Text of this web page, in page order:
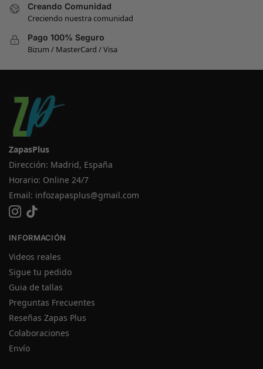
Creando Comunidad
Creciendo nuestra comunidad
Pago 100% Seguro
Bizum / MasterCard / Visa
ZapasPlus
Dirección: Madrid, España
Horario: Online 24/7
Email: infozapasplus@gmail.com
INFORMACIÓN
Videos reales
Sigue tu pedido
Guia de tallas
Preguntas Frecuentes
Reseñas Zapas Plus
Colaboraciones
Envío